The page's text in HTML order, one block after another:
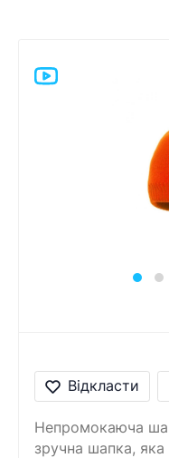
Відкласти
Непромокаюча
зручна шапка,